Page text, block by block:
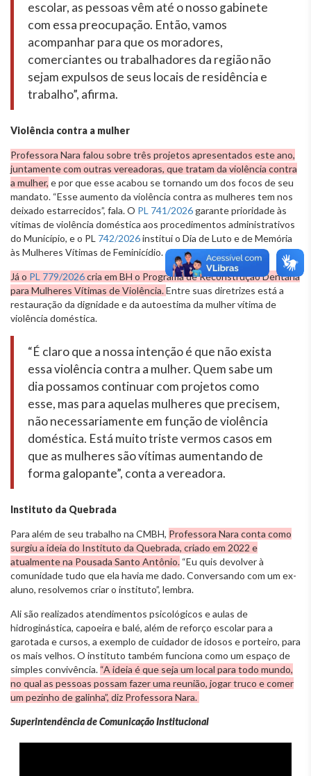
escolar, as pessoas vêm até o nosso gabinete
com essa preocupação. Então, vamos
acompanhar para que os moradores,
comerciantes ou trabalhadores da região não
sejam expulsos de seus locais de residência e
trabalho”, afirma.
Violência contra a mulher
Professora Nara falou sobre três projetos apresentados este ano,
juntamente com outras vereadoras, que tratam da violência contra
a mulher, e por que esse acabou se tornando um dos focos de seu
mandato. “Esse aumento da violência contra as mulheres tem nos
deixado estarrecidos”, fala. O PL 741/2026 garante prioridade às
vítimas de violência doméstica aos procedimentos administrativos
do Município, e o PL 742/2026institui o Dia de Luto e de Memória
às Mulheres Vítimas de Feminicídio.
Já o PL 779/2026cria em BH o Programa de Reconstrução Dentária
para Mulheres Vítimas de Violência.Entre suas diretrizes está a
restauração da dignidade e da autoestima da mulher vítima de
violência doméstica.
“É claro que a nossa intenção é que não exista
essa violência contra a mulher. Quem sabe um
dia possamos continuar com projetos como
esse, mas para aquelas mulheres que precisem,
não necessariamente em função de violência
doméstica. Está muito triste vermos casos em
que as mulheres são vítimas aumentando de
forma galopante”, conta a vereadora.
Instituto da Quebrada
Para além de seu trabalho na CMBH, Professora Nara conta como
surgiu a ideia do Instituto da Quebrada, criado em 2022 e
atualmente na Pousada Santo Antônio. “Eu quis devolver à
comunidade tudo que ela havia me dado. Conversando com um ex-
aluno, resolvemos criar o instituto”, lembra.
Ali são realizados atendimentos psicológicos e aulas de
hidroginástica, capoeira e balé, além de reforço escolar para a
garotada e cursos, a exemplo de cuidador de idosos e porteiro, para
os mais velhos. O instituto também funciona como um espaço de
simples convivência. “A ideia é que seja um local para todo mundo,
no qual as pessoas possam fazer uma reunião, jogar truco e comer
um pezinho de galinha”, diz Professora Nara.
Superintendência de Comunicação Institucional